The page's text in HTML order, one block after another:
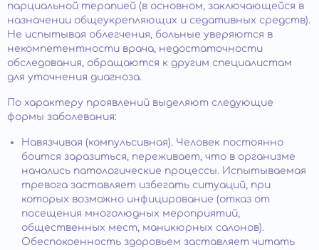
парциальной терапией (в основном, заключающейся в
назначении общеукрепляющих и седативных средств).
Не испытывая облегчения, больные уверяются в
некомпетентности врача, недостаточности
обследования, обращаются к другим специалистам
для уточнения диагноза.
По характеру проявлений выделяют следующие
формы заболевания:
Навязчивая (компульсивная). Человек постоянно
боится заразиться, переживает, что в организме
начались патологические процессы. Испытываемая
тревога заставляет избегать ситуаций, при
которых возможно инфицирование (отказ от
посещения многолюдных мероприятий,
общественных мест, маникюрных салонов).
Обеспокоенность здоровьем заставляет читать